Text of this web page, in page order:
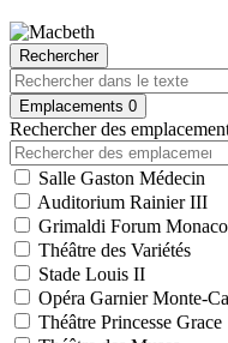
Rechercher
Emplacements 0
Rechercher des
Salle Gaston Médecin
Auditorium Rainier III
Grimaldi Forum Monaco
Théâtre des Variétés
Stade Louis II
Opéra Garnier Monte-
Théâtre Princesse Grace